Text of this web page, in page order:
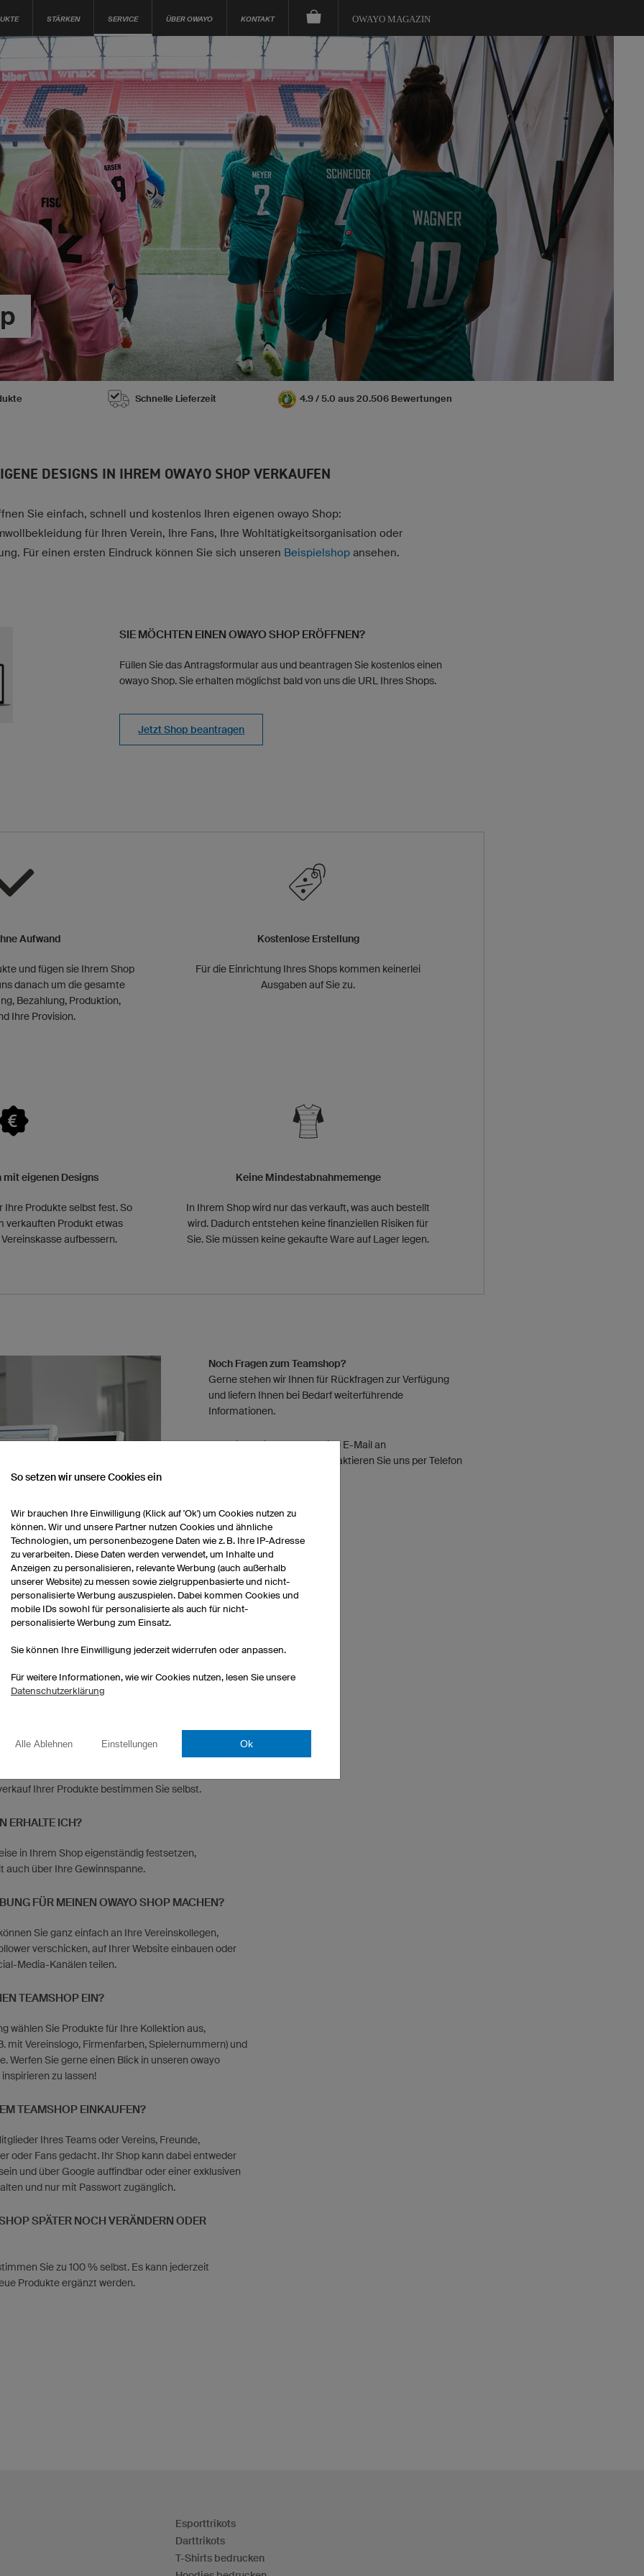
STÄRKEN SERVICE ÜBER OWAYO KONTAKT OWAYO MAGAZIN
Schnelle Lieferzeit 4.9 / 5.0 aus 20.506 Bewertungen
DESIGNS IN IHREM OWAYO SHOP VERKAUFEN
Sie einfach, schnell und kostenlos Ihren eigenen owayo Shop:
für Ihren Verein, Ihre Fans, Ihre Wohltätigkeitsorganisation oder
Für einen ersten Eindruck können Sie sich unseren Beispielshop ansehen.
SIE MÖCHTEN EINEN OWAYO SHOP ERÖFFNEN?
Füllen Sie das Antragsformular aus und beantragen Sie kostenlos einen
owayo Shop. Sie erhalten möglichst bald von uns die URL Ihres Shops.
Jetzt Shop beantragen
Aufwand
und fügen sie Ihrem Shop
danach um die gesamte
Bezahlung, Produktion,
Ihre Provision.
Kostenlose Erstellung
Für die Einrichtung Ihres Shops kommen keinerlei
Ausgaben auf Sie zu.
mit eigenen Designs
Ihre Produkte selbst fest. So
verkauften Produkt etwas
aufbessern.
Keine Mindestabnahmemenge
In Ihrem Shop wird nur das verkauft, was auch bestellt
wird. Dadurch entstehen keine finanziellen Risiken für
Sie. Sie müssen keine gekaufte Ware auf Lager legen.
Noch Fragen zum Teamshop?
Gerne stehen wir Ihnen für Rückfragen zur Verfügung
und liefern Ihnen bei Bedarf weiterführende
Informationen.
Schreiben Sie uns gerne eine E-Mail an
oder kontaktieren Sie uns per Telefon
Bei owayo sind Teamshops grundsätzlich 100 %
IN MEINEM SHOP?
Ihrer Produkte bestimmen Sie selbst.
ERHALTE ICH?
in Ihrem Shop eigenständig festsetzen,
auch über Ihre Gewinnspanne.
FÜR MEINEN OWAYO SHOP MACHEN?
Sie ganz einfach an Ihre Vereinskollegen,
verschicken, auf Ihrer Website einbauen oder
Media-Kanälen teilen.
TEAMSHOP EIN?
wählen Sie Produkte für Ihre Kollektion aus,
mit Vereinslogo, Firmenfarben, Spielernummern) und
Werfen Sie gerne einen Blick in unseren owayo
zu lassen!
TEAMSHOP EINKAUFEN?
Ihres Teams oder Vereins, Freunde,
oder Fans gedacht. Ihr Shop kann dabei entweder
und über Google auffindbar oder einer exklusiven
und nur mit Passwort zugänglich.
SPÄTER NOCH VERÄNDERN ODER
Sie zu 100 % selbst. Es kann jederzeit
Produkte ergänzt werden.
Esporttrikots
Darttrikots
T-Shirts bedrucken
So setzen wir unsere Cookies ein
Wir brauchen Ihre Einwilligung (Klick auf 'Ok') um Cookies nutzen zu
können. Wir und unsere Partner nutzen Cookies und ähnliche
Technologien, um personenbezogene Daten wie z. B. Ihre IP-Adresse
zu verarbeiten. Diese Daten werden verwendet, um Inhalte und
Anzeigen zu personalisieren, relevante Werbung (auch außerhalb
unserer Website) zu messen sowie zielgruppenbasierte und nicht-
personalisierte Werbung auszuspielen. Dabei kommen Cookies und
mobile IDs sowohl für personalisierte als auch für nicht-
personalisierte Werbung zum Einsatz.
Sie können Ihre Einwilligung jederzeit widerrufen oder anpassen.
Für weitere Informationen, wie wir Cookies nutzen, lesen Sie unsere
Datenschutzerklärung
Alle Ablehnen Einstellungen Ok